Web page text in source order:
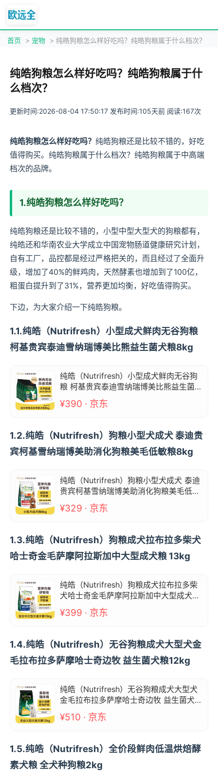
首页 > 宠物 > 纯皓狗粮怎么样好吃吗？纯皓狗粮属于什么档次？
纯皓狗粮怎么样好吃吗？纯皓狗粮属于什
么档次？
更新时间:2026-08-04 17:50:17 发布时间:105天前 阅读:167次
纯皓狗粮怎么样好吃吗？ 纯皓狗粮还是比较不错的，好吃
值得购买。纯皓狗粮属于什么档次？纯皓狗粮属于中高端
档次的品牌。
1.纯皓狗粮怎么样好吃吗？
纯皓狗粮还是比较不错的，小型中型大型犬的狗粮都有，
纯皓还和华南农业大学成立中国宠物肠道健康研究计划，
自有工厂，品控都是经过严格把关的，而且经过了全面升
级，增加了40%的鲜鸡肉，天然酵素也增加到了100亿，
粗蛋白提升到了31%，营养更加均衡，好吃值得购买。
下边，为大家介绍一下纯皓狗粮。
1.1.纯皓（Nutrifresh）小型成犬鲜肉无谷狗粮
柯基贵宾泰迪雪纳瑞博美比熊益生菌犬粮8kg
纯皓（Nutrifresh）小型成犬鲜肉无谷狗
粮 柯基贵宾泰迪雪纳瑞博美比熊益生菌犬
¥390 · 京东
1.2.纯皓（Nutrifresh）狗粮小型犬成犬 泰迪贵
宾柯基雪纳瑞博美助消化狗粮美毛低敏粮8kg
纯皓（Nutrifresh）狗粮小型犬成犬 泰迪
贵宾柯基雪纳瑞博美助消化狗粮美毛低敏
¥329 · 京东
1.3.纯皓（Nutrifresh）狗粮成犬拉布拉多柴犬
哈士奇金毛萨摩阿拉斯加中大型成犬粮 13kg
纯皓（Nutrifresh）狗粮成犬拉布拉多柴
犬哈士奇金毛萨摩阿拉斯加中大型成犬粮
¥399 · 京东
1.4.纯皓（Nutrifresh）无谷狗粮成犬大型犬金
毛拉布拉多萨摩哈士奇边牧 益生菌犬粮12kg
纯皓（Nutrifresh）无谷狗粮成犬大型犬
金毛拉布拉多萨摩哈士奇边牧 益生菌犬粮
¥510 · 京东
1.5.纯皓（Nutrifresh）全价段鲜肉低温烘焙酵
素犬粮 全犬种狗粮2kg